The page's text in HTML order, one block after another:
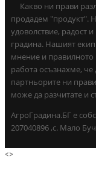
Какво ни прави
продадем "продукт".
удоволствие, радост
градина. Нашият
мнение и
работа осъзнахме, че
партньорите ни
може да разчитате и
АгроГрадина.БГ е
207040896 ,с. Мало
<>